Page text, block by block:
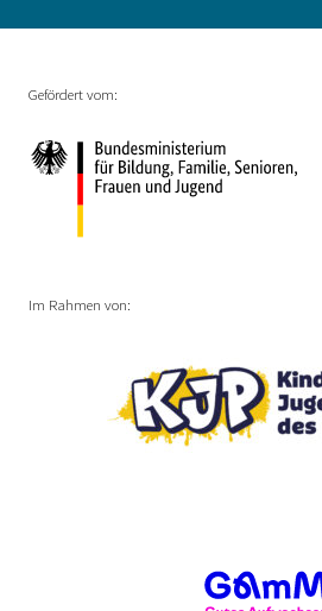
Gefördert vom:
Im Rahmen von: